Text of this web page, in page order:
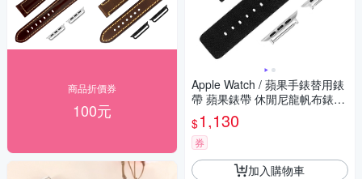
商品折價券
100元
Apple Watch / 蘋果手錶替用錶
帶 蘋果錶帶 休閒尼龍帆布錶帶
黑色
$1,130
券
加入購物車